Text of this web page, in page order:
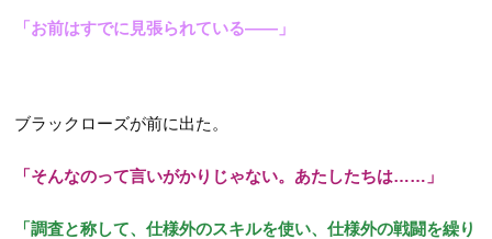
「お前はすでに見張られている――」
ブラックローズが前に出た。
「そんなのって言いがかりじゃない。あたしたちは……」
「調査と称して、仕様外のスキルを使い、仕様外の戦闘を繰り